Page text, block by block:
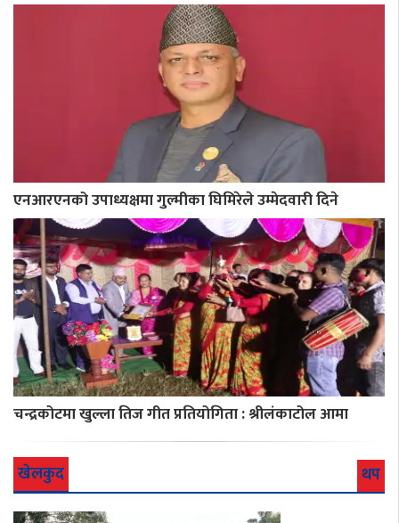
एनआरएनको उपाध्यक्षमा गुल्मीका घिमिरेले उम्मेदवारी दिने
चन्द्रकोटमा खुल्ला तिज गीत प्रतियोगिता : श्रीलंकाटोल आमा
खेलकुद थप